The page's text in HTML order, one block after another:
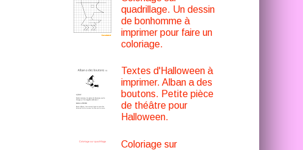
quadrillage. Un dessin
de bonhomme à
imprimer pour faire un
coloriage.
Textes d'Halloween à
imprimer. Alban a des
boutons. Petite pièce
de théâtre pour
Halloween.
Coloriage sur